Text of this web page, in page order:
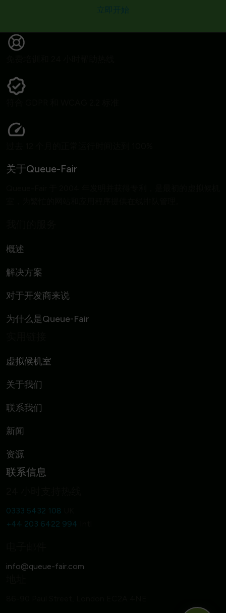
关于Queue-Fair
概述
解决方案
对于开发商来说
为什么是Queue-Fair
虚拟候机室
关于我们
联系我们
新闻
资源
联系信息
0333 5432 108
+44 203 6422 994